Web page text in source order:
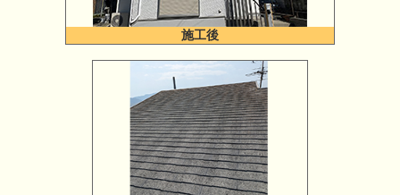
施工後